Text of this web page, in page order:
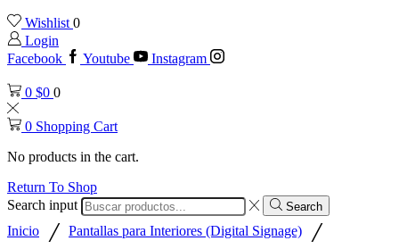
Wishlist 0
Login
Facebook
Youtube Instagram
0 $0 0
0 Shopping Cart
No products in the cart.
Return To Shop
Search input
Search
Inicio / Pantallas para Interiores (Digital Signage) /